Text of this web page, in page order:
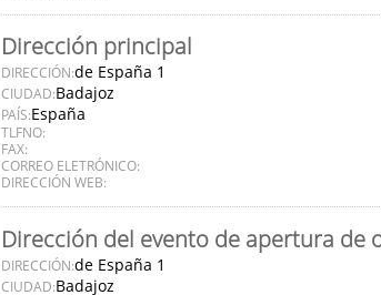
Dirección principal
DIRECCIÓN:de España 1
CIUDAD:Badajoz
PAÍS:España
TLFNO:
FAX:
CORREO ELETRÓNICO:
DIRECCIÓN WEB:
Dirección del evento de apertura de
DIRECCIÓN:de España 1
CIUDAD:Badajoz